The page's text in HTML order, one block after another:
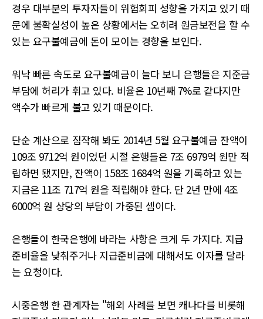
경우 대부분의 투자자들이 위험회피 성향을 가지고 있기 때
문에 불확실성이 높은 상황에서는 오히려 원금보전을 할 수
있는 요구불예금에 돈이 모이는 경향을 보인다.
워낙 빠른 속도로 요구불예금이 늘다 보니 은행들은 지준금
부담에 허리가 휘고 있다. 비율은 10년째 7%로 같다지만
액수가 빠르게 불고 있기 때문이다.
단순 계산으로 짐작해 봐도 2014년 5월 요구불예금 잔액이
109조 9712억 원이었던 시절 은행들은 7조 6979억 원만 적
립하면 됐지만, 잔액이 158조 1684억 원을 기록하고 있는
지금은 11조 717억 원을 적립해야 한다. 단 2년 만에 4조
6000억 원 상당의 부담이 가중된 셈이다.
은행들이 한국은행에 바라는 사항은 크게 두 가지다. 지급
준비율을 낮춰주거나 지급준비금에 대해서도 이자를 달라
는 요청이다.
시중은행 한 관계자는 "해외 사례를 보면 캐나다를 비롯해